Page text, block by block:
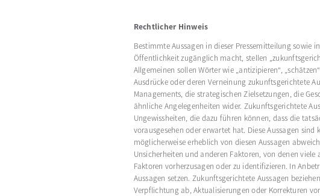
Rechtlicher Hinweis
Bestimmte Aussagen in dieser Pressemitteilung
Öffentlichkeit zugänglich macht, stellen
Allgemeinen sollen Wörter wie „antizipieren“,
Ausdrücke oder deren Verneinung zukunftsgerichtete
Managements, die strategischen Zielsetzungen, die
ähnliche Angelegenheiten wider. Zukunftsgerichtete
Ungewissheiten, die dazu führen können, dass die
vorausgesehen oder erwartet hat. Diese Aussagen
möglicherweise erheblich von diesen Aussagen
Unsicherheiten und anderen Faktoren, von denen
Faktoren vorherzusagen oder zu identifizieren. In
Aussagen setzen. Zukunftsgerichtete Aussagen
Verpflichtung ab, Aktualisierungen oder Korrekturen